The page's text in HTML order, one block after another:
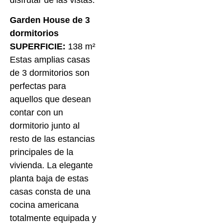
Garden House de 3
dormitorios
SUPERFICIE: 138 m²
Estas amplias casas
de 3 dormitorios son
perfectas para
aquellos que desean
contar con un
dormitorio junto al
resto de las estancias
principales de la
vivienda. La elegante
planta baja de estas
casas consta de una
cocina americana
totalmente equipada y